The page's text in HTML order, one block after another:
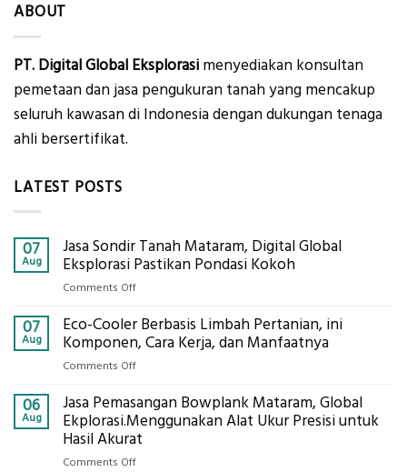
ABOUT
PT. Digital Global Eksplorasi menyediakan konsultan
pemetaan dan jasa pengukuran tanah yang mencakup
seluruh kawasan di Indonesia dengan dukungan tenaga
ahli bersertifikat.
LATEST POSTS
07
Aug
Jasa Sondir Tanah Mataram, Digital Global
Eksplorasi Pastikan Pondasi Kokoh
Comments Offon
Sondir
Tanah
Eksplorasi
Pastikan
Pondasi
Kokoh
07
Aug
Eco-Cooler Berbasis Limbah Pertanian, ini
Komponen, Cara Kerja, dan Manfaatnya
Comments Offon
Cooler
Berbasis
Limbah
06
Aug
Jasa Pemasangan Bowplank Mataram, Global
Ekplorasi.Menggunakan Alat Ukur Presisi untuk
Hasil Akurat
Comments Offon